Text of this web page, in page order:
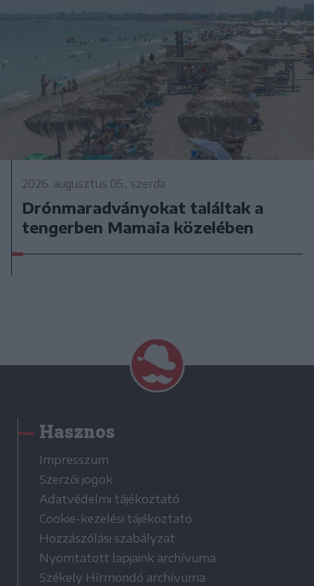
2026. augusztus 05., szerda
Drónmaradványokat találtak a
tengerben Mamaia közelében
Hasznos
Impresszum
Szerzői jogok
Adatvédelmi tájékoztató
Cookie-kezelési tájékoztató
Hozzászólási szabályzat
Nyomtatott lapjaink archívuma
Székely Hírmondó archívuma